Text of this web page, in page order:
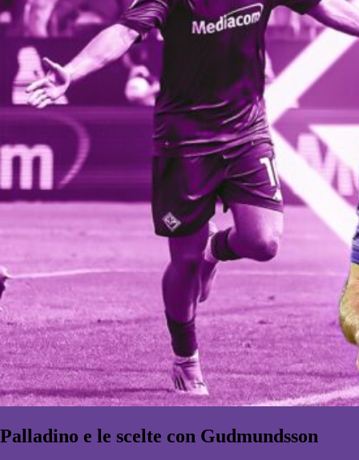
Palladino e le scelte con Gudmundsson